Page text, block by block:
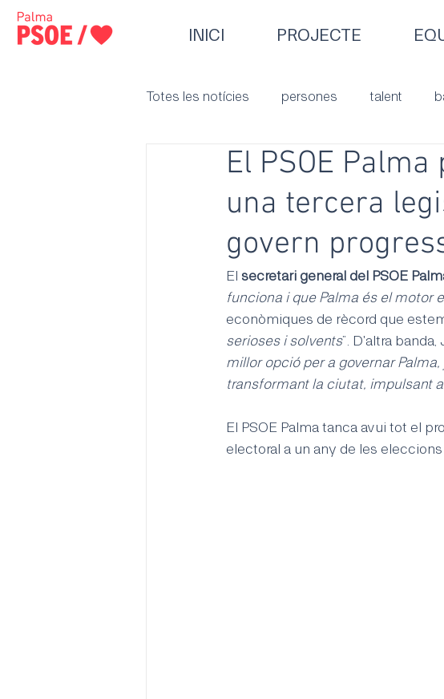
INICI PROJECTE
Totes les notícies persones talent
El PSOE
una tercera
govern
El secretari general del PSOE
funciona i que Palma és el motor
econòmiques de rècord que
serioses i solvents”. D'altra
millor opció per a governar
transformant la ciutat, impulsant
El PSOE Palma tanca avui tot el
electoral a un any de les